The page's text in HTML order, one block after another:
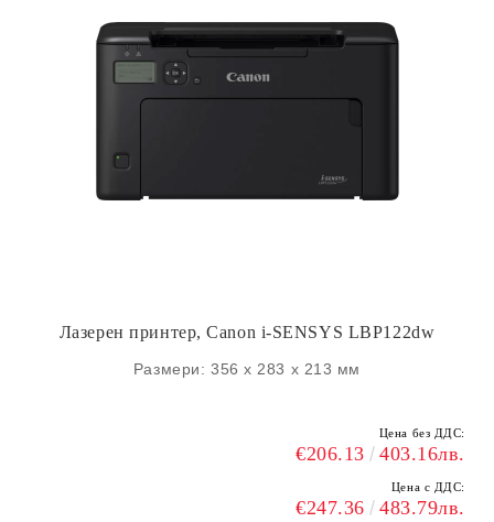
Лазерен принтер, Canon i-SENSYS LBP122dw
Размери: 356 x 283 x 213 мм
Цена без ДДС:
€206.13 403.16лв.
Цена с ДДС:
€247.36 483.79лв.